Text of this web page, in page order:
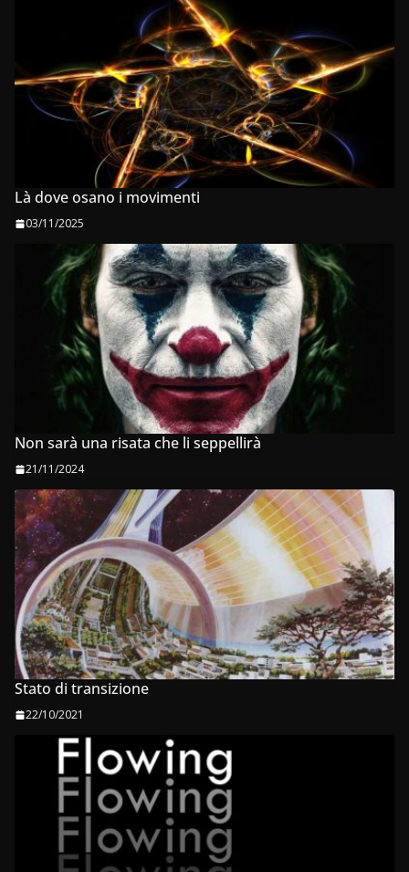
Là dove osano i movimenti
03/11/2025
Non sarà una risata che li seppellirà
21/11/2024
Stato di transizione
22/10/2021